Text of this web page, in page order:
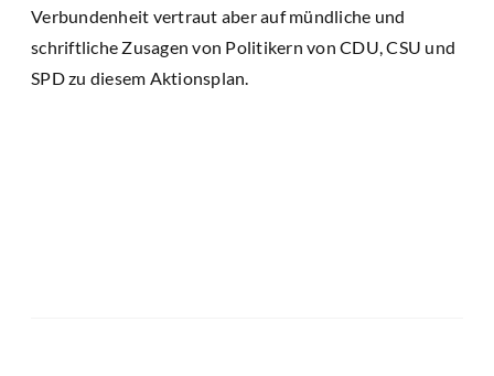
Verbundenheit vertraut aber auf mündliche und
schriftliche Zusagen von Politikern von CDU, CSU und
SPD zu diesem Aktionsplan.